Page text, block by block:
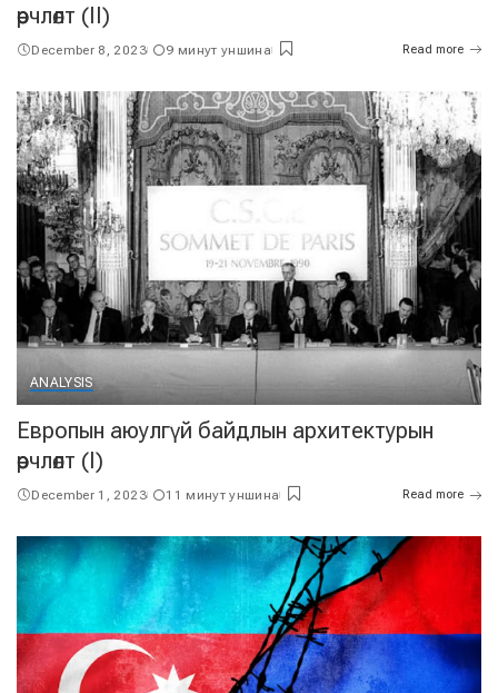
өөрчлөлт (II)
December 8, 2023 9 минут уншина Read more
ANALYSIS
Европын аюулгүй байдлын архитектурын
өөрчлөлт (I)
December 1, 2023 11 минут уншина Read more